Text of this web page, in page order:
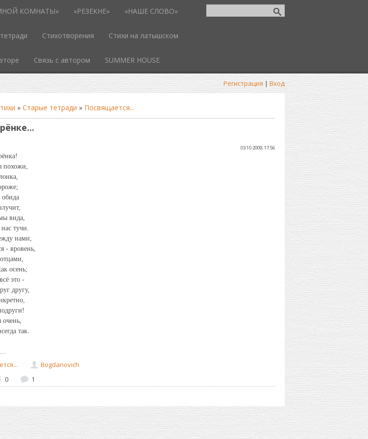
КОМНАТЫ» «РЕЗЕКНЕ» «НАШЕ СЛОВО»
Стихотворения Стихи на латышском
Связь с автором SUMMER HOUSE
Регистрация | Вход
» Старые тетради » Посвящается...
03.10.2009, 17:56
похожи,
обида
вида,
тучи.
нами,
- вровень,
осень;
это -
другу,
очень,
так.
Bogdanovich
0 1